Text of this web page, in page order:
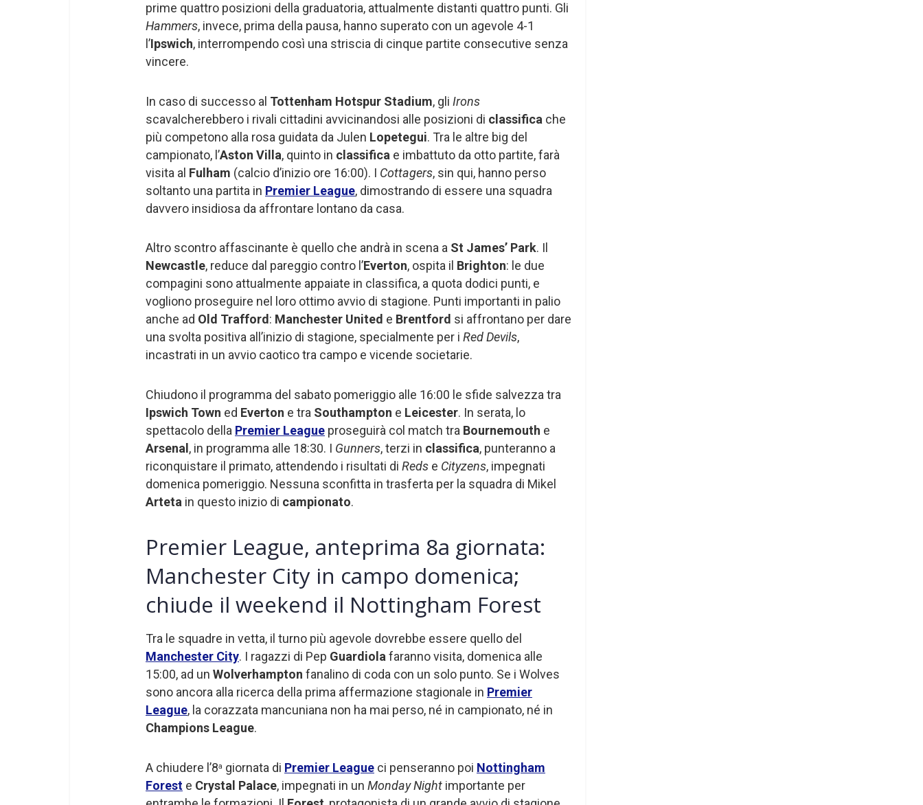
prime quattro posizioni della graduatoria, attualmente distanti quattro punti. Gli
Hammers, invece, prima della pausa, hanno superato con un agevole 4-1
l’Ipswich, interrompendo così una striscia di cinque partite consecutive senza
vincere.
In caso di successo al Tottenham Hotspur Stadium, gli Irons
scavalcherebbero i rivali cittadini avvicinandosi alle posizioni di classifica che
più competono alla rosa guidata da Julen Lopetegui. Tra le altre big del
campionato, l’Aston Villa, quinto in classifica e imbattuto da otto partite, farà
visita al Fulham (calcio d’inizio ore 16:00). I Cottagers, sin qui, hanno perso
soltanto una partita in Premier League, dimostrando di essere una squadra
davvero insidiosa da affrontare lontano da casa.
Altro scontro affascinante è quello che andrà in scena a St James’ Park. Il
Newcastle, reduce dal pareggio contro l’Everton, ospita il Brighton: le due
compagini sono attualmente appaiate in classifica, a quota dodici punti, e
vogliono proseguire nel loro ottimo avvio di stagione. Punti importanti in palio
anche ad Old Trafford: Manchester United e Brentford si affrontano per dare
una svolta positiva all’inizio di stagione, specialmente per i Red Devils,
incastrati in un avvio caotico tra campo e vicende societarie.
Chiudono il programma del sabato pomeriggio alle 16:00 le sfide salvezza tra
Ipswich Town ed Everton e tra Southampton e Leicester. In serata, lo
spettacolo della Premier League proseguirà col match tra Bournemouth e
Arsenal , in programma alle 18:30. I Gunners, terzi in classifica, punteranno a
riconquistare il primato, attendendo i risultati di Reds e Cityzens, impegnati
domenica pomeriggio. Nessuna sconfitta in trasferta per la squadra di Mikel
Arteta in questo inizio di campionato.
Premier League, anteprima 8a giornata:
Manchester City in campo domenica;
chiude il weekend il Nottingham Forest
Tra le squadre in vetta, il turno più agevole dovrebbe essere quello del
Manchester City. I ragazzi di Pep Guardiola faranno visita, domenica alle
15:00, ad un Wolverhampton fanalino di coda con un solo punto. Se i Wolves
sono ancora alla ricerca della prima affermazione stagionale in Premier
League, la corazzata mancuniana non ha mai perso, né in campionato, né in
Champions League.
A chiudere l’8a giornata di Premier League ci penseranno poi Nottingham
Forest e Crystal Palace, impegnati in un Monday Night importante per